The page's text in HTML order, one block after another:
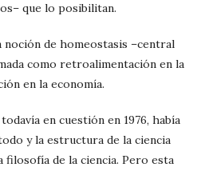
que lo posibilitan.
noción de homeostasis –central
como retroalimentación en la
en la economía.
en cuestión en 1976, había
y la estructura de la ciencia
filosofía de la ciencia. Pero esta